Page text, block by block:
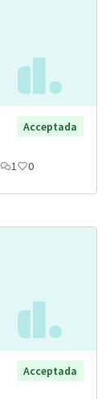
Acceptada
1 0
Acceptada